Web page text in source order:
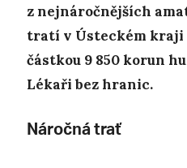
z nejnáročnějších
tratí v Ústeckém kraji
částkou 9 850 korun
Lékaři bez hranic.
Náročná trať